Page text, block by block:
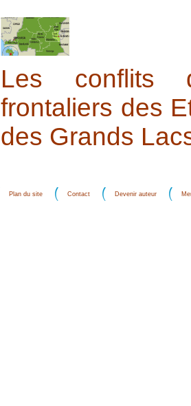
Les conflits
frontaliers des
des Grands
Plan du site Contact Devenir auteur